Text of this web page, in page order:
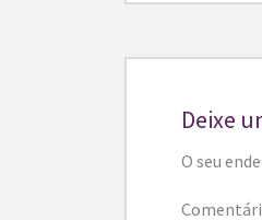
Deixe
O seu